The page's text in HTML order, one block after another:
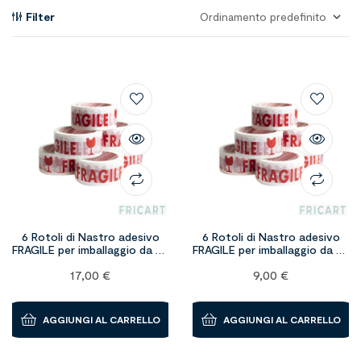
Filter
6 Rotoli di Nastro adesivo
FRAGILE per imballaggio da 50
17,00 €
AGGIUNGI AL CARRELLO
6 Rotoli di Nastro adesivo
FRAGILE per imballaggio da 50
9,00 €
AGGIUNGI AL CARRELLO